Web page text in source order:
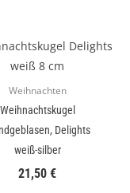
Weihnachten
Weihnachtskugel
Delights
weiß-silber
21,50 €